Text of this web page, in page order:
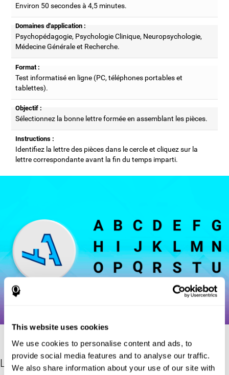
This website uses cookies
We use cookies to personalise content and ads, to
provide social media features and to analyse our traffic.
We also share information about your use of our site with
Environ 50 secondes à 4,5 minutes.
Domaines d'application :
Psychopédagogie, Psychologie Clinique, Neuropsychologie,
Médecine Générale et Recherche.
Format :
Test informatisé en ligne (PC, téléphones portables et
tablettes).
Objectif :
Sélectionnez la bonne lettre formée en assemblant les pièces.
Instructions :
Identifiez la lettre des pièces dans le cercle et cliquez sur la
lettre correspondante avant la fin du temps imparti.
Les références